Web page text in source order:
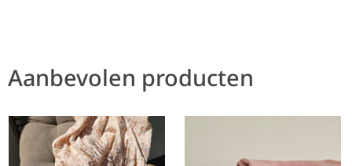
Aanbevolen producten